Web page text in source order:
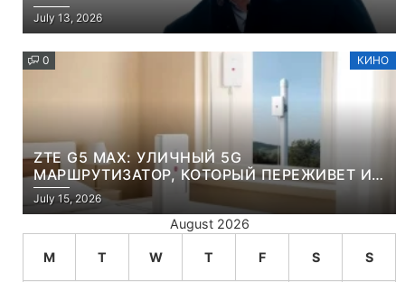
July 13, 2026
0 КИНО
ZTE G5 MAX: УЛИЧНЫЙ 5G
МАРШРУТИЗАТОР, КОТОРЫЙ ПЕРЕЖИВЕТ И
ЛЮТУЮ ЗИМУ, И ЖАРКОЕ ЛЕТО
July 15, 2026
August 2026
M T W T F S S